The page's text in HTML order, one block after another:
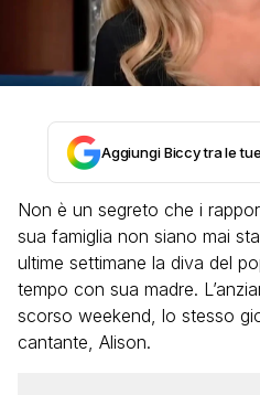
Aggiungi Biccy tra le
Non è un segreto che i
sua famiglia non siano mai
ultime settimane la diva del
tempo con sua madre.
scorso weekend, lo stesso
cantante, Alison.